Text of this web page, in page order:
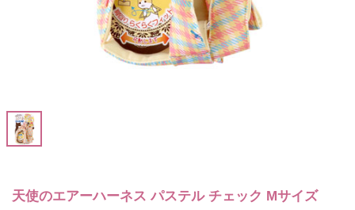
天使のエアーハーネス パステル チェック Mサイズ